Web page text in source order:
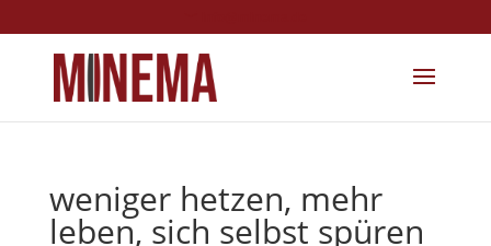
weniger hetzen, mehr
leben, sich selbst spüren